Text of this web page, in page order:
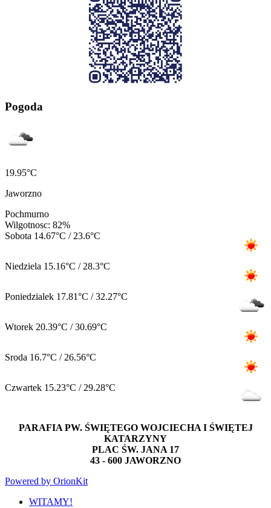
Pogoda
19.95°C
Jaworzno
Pochmurno
Wilgotnosc: 82%
Sobota 14.67°C / 23.6°C
Niedziela 15.16°C / 28.3°C
Poniedzialek 17.81°C / 32.27°C
Wtorek 20.39°C / 30.69°C
Sroda 16.7°C / 26.56°C
Czwartek 15.23°C / 29.28°C
PARAFIA PW. ŚWIĘTEGO WOJCIECHA I ŚWIĘTEJ
KATARZYNY
PLAC ŚW. JANA 17
43 - 600 JAWORZNO
Powered by OrionKit
WITAMY!